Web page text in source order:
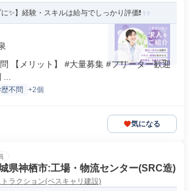
✨】経験・スキルは給与でしっかり評価❗️
【メリット】 #大量募集 #フリーター歓迎
不問 +2個
気になる
県神栖市:工場・物流センター(SRC造)
ラクション(ベスキャリ建設)